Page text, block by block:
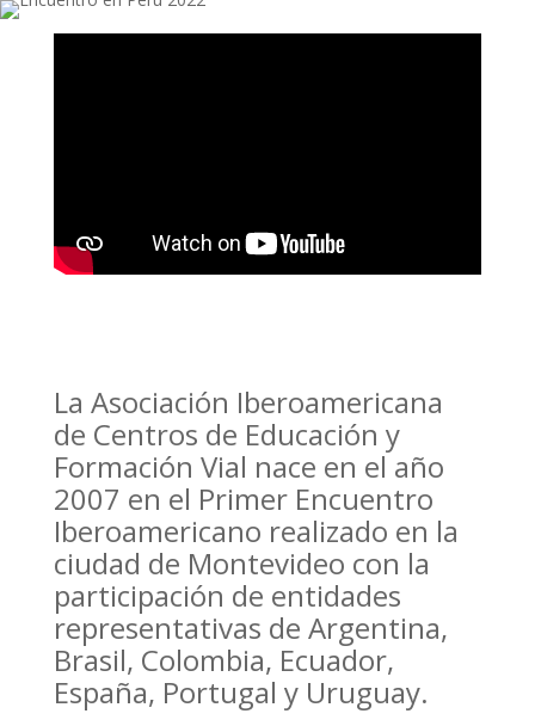
La Asociación Iberoamericana
de Centros de Educación y
Formación Vial nace en el año
2007 en el Primer Encuentro
Iberoamericano realizado en la
ciudad de Montevideo con la
participación de entidades
representativas de Argentina,
Brasil, Colombia, Ecuador,
España, Portugal y Uruguay.